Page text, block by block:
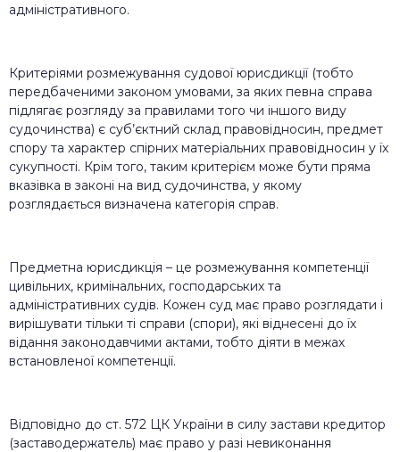
адміністративного.
Критеріями розмежування судової юрисдикції (тобто
передбаченими законом умовами, за яких певна справа
підлягає розгляду за правилами того чи іншого виду
судочинства) є суб’єктний склад правовідносин, предмет
спору та характер спірних матеріальних правовідносин у їх
сукупності. Крім того, таким критерієм може бути пряма
вказівка в законі на вид судочинства, у якому
розглядається визначена категорія справ.
Предметна юрисдикція – це розмежування компетенції
цивільних, кримінальних, господарських та
адміністративних судів. Кожен суд має право розглядати і
вирішувати тільки ті справи (спори), які віднесені до їх
відання законодавчими актами, тобто діяти в межах
встановленої компетенції.
Відповідно до ст. 572 ЦК України в силу застави кредитор
(заставодержатель) має право у разі невиконання